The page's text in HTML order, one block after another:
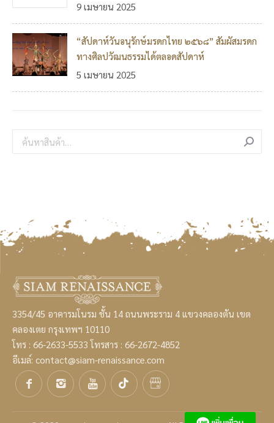
9 เมษายน 2025
“สัปดาห์วันอนุรักษ์มรดกไทย ๒๕๖๘” สัมผัสมรดก
ทางศิลปวัฒนธรรมได้ตลอดสัปดาห์
5 เมษายน 2025
3354/45 อาคารมโนรม ชั้น 14 ถนนพระราม 4 แขวงคลองตัน เขต
คลองเตย กรุงเทพฯ 10110
โทร : 66-2633-5533 โทรสาร : 66-2672-4852
อีเมล์: contact@siam-renaissance.com